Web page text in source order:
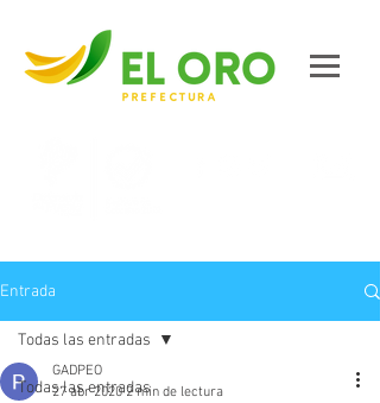
Entrada
Todas las entradas
Todas las entradas
GADPEO
27 abr 2020 2 min de lectura